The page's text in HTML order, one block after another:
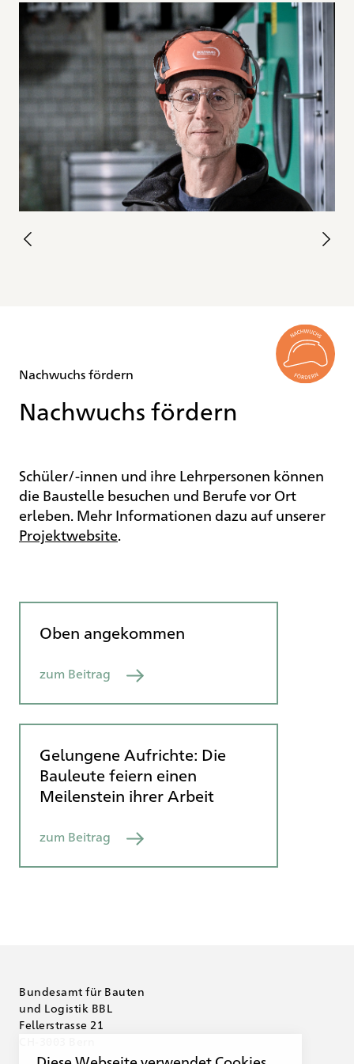
Wartungsarbeiten und Nachinstallationen sind
damit problemlos durchführbar.
Ein wiederkehrendes Thema für die
Nachhaltigkeit von Gebäude D ist seine
kompakte Form. Welche Rolle spielt sie für
das Energiekonzept?
Der wichtigste Aspekt jeden Energiekonzeptes
ist die Gebäudehülle sie sollte optimale
Wärmedämmung sicherstellen und möglichst
Dadurch wird das Volumen des Schlafsacks
kleiner, er wärmt besser. Genauso funktioniert
eine gut gedämmte Fassade. Wir bauen
kompakt, um so viele Arbeitsplätze wie möglich
zu installieren und so wenig Energie wie
Strassentransportfachmann/-frau EFZ
Heizungsinstallateur/-in EFZ
Sanitärinstallateur/-in EFZ
Kältesystem-Monteur/-in EFZ
Lüftungsanlagenbauer/-in EFZ
Heizungsplaner-/-in EFZ
Sanitärplaner/-in EFZ
Elektroplaner/-in EFZ
Gebäudetechnikingenieur/-in HLKS FH und
HF
Technische/-r Kaufmann/-frau BP
Brandschutzmonteur
Montage-Elektriker/-in EFZ (inkl. Lernende)
Dipl. Elektroinstallateur/-in
Sicherheitsingenieur nach EKAS
Spengler/-in EFZ
Maler/-in EFZ
Nachwuchs fördern
Nachwuchs fördern
Schüler/-innen und ihre Lehrpersonen können
die Baustelle besuchen und Berufe vor Ort
erleben. Mehr Informationen dazu auf unserer
Projektwebsite.
Oben angekommen
zum Beitrag
Gelungene Aufrichte: Die
Bauleute feiern einen
Meilenstein ihrer Arbeit
zum Beitrag
Bundesamt für Bauten
und Logistik BBL
Fellerstrasse 21